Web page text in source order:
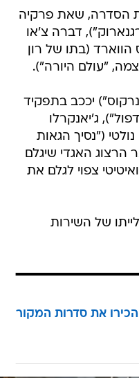
את הסדרה, שאת פרקיה
רגנארוק"), דברה צ'או
הווארד (בתו של רון
"עולם היורה").
יככב בתפקיד
ג'יאנקרלו
("נסיך הגאות
הרצוג האגדי שיגלם
צפוי לגלם את
של השירות
את סדרות המקור